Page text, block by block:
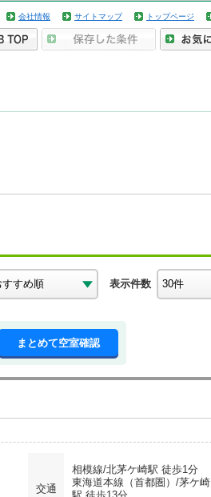
会社情報 サイトマップ トップページ
表示件数
まとめて空室確認
交通
相模線/北茅ケ崎駅 徒歩1分
東海道本線（首都圏）/茅ケ崎